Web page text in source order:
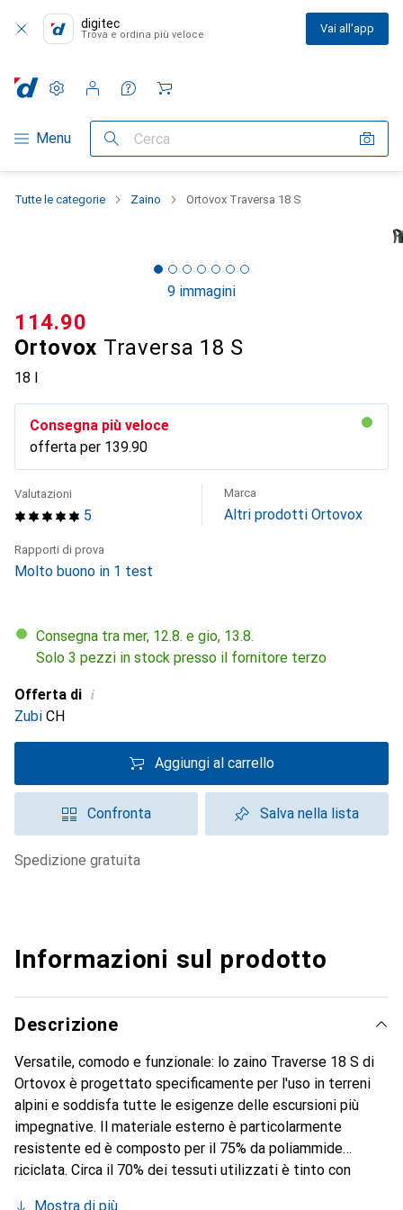
digitec
Trova e ordina più veloce Vai all'app
Categoria Navigazione
Menu Cerca
Impostazioni
Conto cliente
Liste di confronto
Liste dei desideri
Carrello
Tutte le categorie Zaino Ortovox Traversa 18 S
9 immagini
Ortovox Traversa 18 S
18 l
CHF
114.90
Consegna più veloce
offerta per CHF
139.90
5
Valutazioni Marca
Altri prodotti Ortovox
Rapporti di prova
Molto buono in 1 test
Consegna tra mer, 12.8. e gio, 13.8.
Solo 3 pezzi in stock presso il fornitore terzo
Offerta di i
Zubi CH
Aggiungi al carrello
Confronta Salva nella lista
spedizione gratuita
Informazioni sul prodotto
Descrizione
Versatile, comodo e funzionale: lo zaino Traverse 18 S di
Ortovox è progettato specificamente per l'uso in terreni
alpini e soddisfa tutte le esigenze delle escursioni più
impegnative. Il materiale esterno è particolarmente
resistente ed è composto per il 75% da poliammide
riciclata. Circa il 70% dei tessuti utilizzati è tinto con
Mostra di più